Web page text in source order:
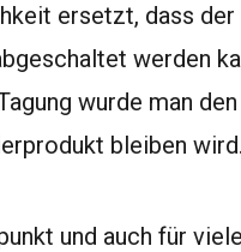
ersetzt, dass
werden
wurde man
bleiben wird.
und auch für